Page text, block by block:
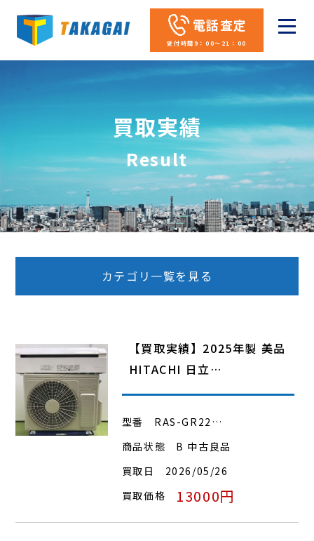
電話査定
受付時間9：00～21：00
買取実績
Result
カテゴリ一覧を見る
【買取実績】2025年製 美品
HITACHI 日立…
型番
RAS-GR22…
商品状態
B 中古良品
買取日
2026/05/26
買取価格
13000円